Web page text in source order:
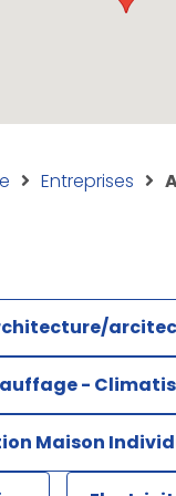
Entreprises
-
Maison